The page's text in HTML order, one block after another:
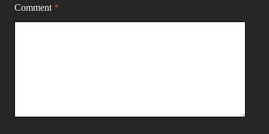
Comment *